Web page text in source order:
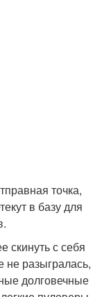
точка,
в базу для
скинуть с себя
разыгралась,
долговечные